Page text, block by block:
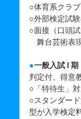
○体育系クラ
○外部検定試
○面接（口頭
舞台芸術表
●一般入試 I 期
判定付、得意
○「特待生」
○スタンダー
型が入学検定